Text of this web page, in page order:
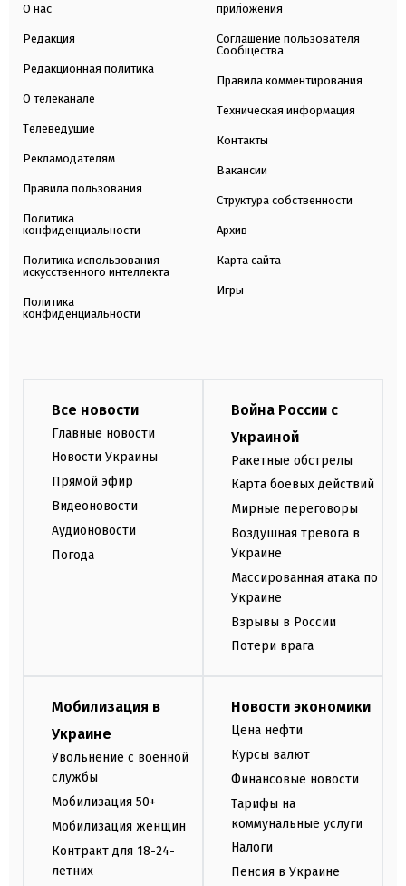
О нас
Редакция
Редакционная политика
О телеканале
Телеведущие
Рекламодателям
Правила пользования
Политика
конфиденциальности
Политика использования
искусственного интеллекта
Политика
конфиденциальности
приложения
Соглашение пользователя
Сообщества
Правила комментирования
Техническая информация
Контакты
Вакансии
Структура собственности
Архив
Карта сайта
Игры
Все новости
Главные новости
Новости Украины
Прямой эфир
Видеоновости
Аудионовости
Погода
Война России с
Украиной
Ракетные обстрелы
Карта боевых действий
Мирные переговоры
Воздушная тревога в
Украине
Массированная атака по
Украине
Взрывы в России
Потери врага
Мобилизация в
Украине
Увольнение с военной
службы
Мобилизация 50+
Мобилизация женщин
Контракт для 18-24-
летних
Новости экономики
Цена нефти
Курсы валют
Финансовые новости
Тарифы на
коммунальные услуги
Налоги
Пенсия в Украине